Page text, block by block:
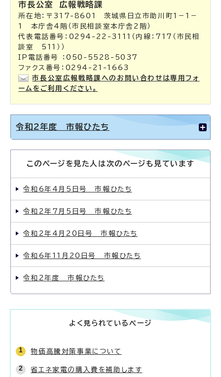
市長公室 広報戦略課
所在地：〒317-8601 茨城県日立市助川町1－1－
1 本庁舎4階（市民相談室本庁舎2階）
代表電話番号：0294-22-3111（内線：717（市民相
談室 511））
IP電話番号 ：050-5528-5037
ファクス番号：0294-21-1663
市長公室広報戦略課へのお問い合わせは専用フォ
ームをご利用ください。
令和2年度 市報ひたち
このページを見た人は次のページも見ています
令和6年4月5日号 市報ひたち
令和2年7月5日号 市報ひたち
令和2年4月20日号 市報ひたち
令和6年11月20日号 市報ひたち
令和2年度 市報ひたち
よく見られているページ
物価高騰対策事業について
省エネ家電の購入費を補助します